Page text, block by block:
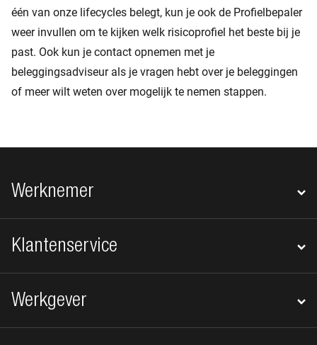
één van onze lifecycles belegt, kun je ook de Profielbepaler
weer invullen om te kijken welk risicoprofiel het beste bij je
past. Ook kun je contact opnemen met je
beleggingsadviseur als je vragen hebt over je beleggingen
of meer wilt weten over mogelijk te nemen stappen.
Footer navigatie
Werknemer
Klantenservice
Werkgever